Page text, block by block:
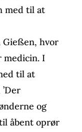
med til at
hvor
medicin. I
til at
og
åbent oprør